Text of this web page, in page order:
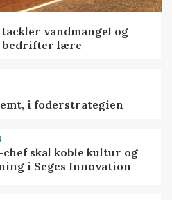
vandmangel og
bedrifter lære
i foderstrategien
chef skal koble kultur og
i Seges Innovation